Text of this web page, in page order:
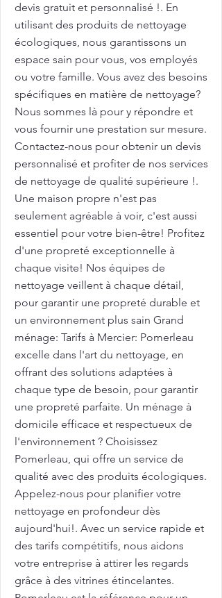
devis gratuit et personnalisé !. En
utilisant des produits de nettoyage
écologiques, nous garantissons un
espace sain pour vous, vos employés
ou votre famille. Vous avez des besoins
spécifiques en matière de nettoyage?
Nous sommes là pour y répondre et
vous fournir une prestation sur mesure.
Contactez-nous pour obtenir un devis
personnalisé et profiter de nos services
de nettoyage de qualité supérieure !.
Une maison propre n'est pas
seulement agréable à voir, c'est aussi
essentiel pour votre bien-être! Profitez
d'une propreté exceptionnelle à
chaque visite! Nos équipes de
nettoyage veillent à chaque détail,
pour garantir une propreté durable et
un environnement plus sain Grand
ménage: Tarifs à Mercier: Pomerleau
excelle dans l'art du nettoyage, en
offrant des solutions adaptées à
chaque type de besoin, pour garantir
une propreté parfaite. Un ménage à
domicile efficace et respectueux de
l'environnement ? Choisissez
Pomerleau, qui offre un service de
qualité avec des produits écologiques.
Appelez-nous pour planifier votre
nettoyage en profondeur dès
aujourd'hui!. Avec un service rapide et
des tarifs compétitifs, nous aidons
votre entreprise à attirer les regards
grâce à des vitrines étincelantes.